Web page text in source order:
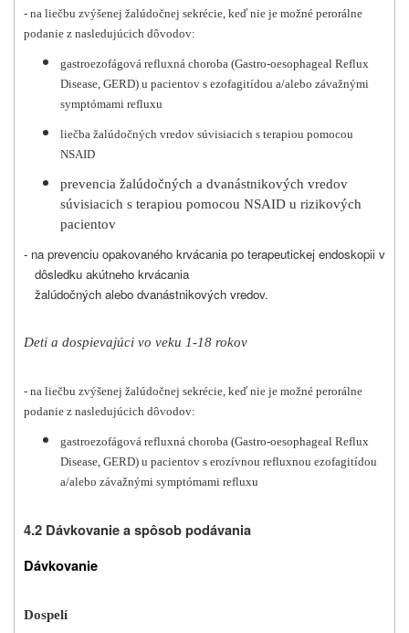
- na liečbu zvýšenej žalúdočnej sekrécie, keď nie je možné perorálne
podanie z nasledujúcich dôvodov:
gastroezofágová refluxná choroba (Gastro-oesophageal Reflux
Disease, GERD) u pacientov s ezofagitídou a/alebo závažnými
symptómami refluxu
liečba žalúdočných vredov súvisiacich s terapiou pomocou
NSAID
prevencia žalúdočných a dvanástnikových vredov
súvisiacich s terapiou pomocou NSAID u rizikových
pacientov
- na prevenciu opakovaného krvácania po terapeutickej endoskopii v
dôsledku akútneho krvácania
žalúdočných alebo dvanástnikových vredov.
Deti a dospievajúci vo veku 1-18 rokov
- na liečbu zvýšenej žalúdočnej sekrécie, keď nie je možné perorálne
podanie z nasledujúcich dôvodov:
gastroezofágová refluxná choroba (Gastro-oesophageal Reflux
Disease, GERD) u pacientov s erozívnou refluxnou ezofagitídou
a/alebo závažnými symptómami refluxu
4.2 Dávkovanie a spôsob podávania
Dávkovanie
Dospelí